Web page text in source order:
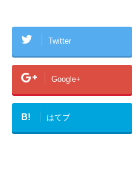
Twitter
Google+
B! はてブ